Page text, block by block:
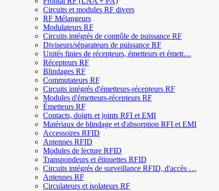
Circuits et modules RF divers
RF Mélangeurs
Modulateurs RF
Circuits intégrés de contrôle de puissance RF
Diviseurs/séparateurs de puissance RF
Unités finies de récepteurs, émetteurs et émett…
Récepteurs RF
Blindages RF
Commutateurs RF
Circuits intégrés d'émetteurs-récepteurs RF
Modules d'émetteurs-récepteurs RF
Émetteurs RF
Contacts, doigts et joints RFI et EMI
Matériaux de blindage et d'absorption RFI et EMI
Accessoires RFID
Antennes RFID
Modules de lecture RFID
Transpondeurs et étiquettes RFID
Circuits intégrés de surveillance RFID, d'accès …
Antennes RF
Circulateurs et isolateurs RF